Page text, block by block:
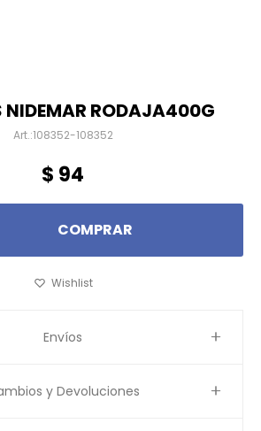
NIDEMAR RODAJA400G
108352-108352
$ 94
COMPRAR
Envíos
y Devoluciones